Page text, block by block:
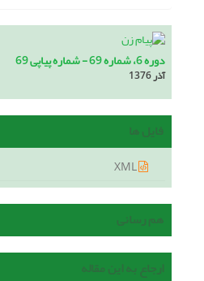
دوره 6، شماره 69 - شماره پیاپی 69
آذر 1376
فایل ها
هم رسانی
ارجاع به این مقاله